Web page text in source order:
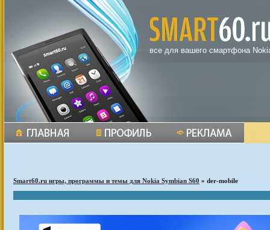
все для вашего смартфона
Smart60.ru игры, программы и темы для Nokia Symbian S60 » der-mobile